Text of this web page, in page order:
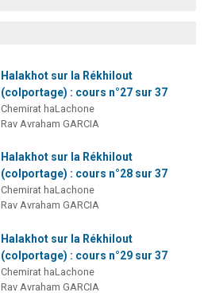
2 personnes viennent de nous rejoindre sur WhatsApp
Halakhot sur la Rékhilout
(colportage) : cours n°27 sur 37
Chemirat haLachone
Rav Avraham GARCIA
Halakhot sur la Rékhilout
(colportage) : cours n°28 sur 37
Chemirat haLachone
Rav Avraham GARCIA
Halakhot sur la Rékhilout
(colportage) : cours n°29 sur 37
Chemirat haLachone
Rav Avraham GARCIA